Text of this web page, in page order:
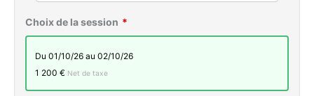
Choix de la session
du 01/10/26 au 02/10/26
1 200 € Net de taxe